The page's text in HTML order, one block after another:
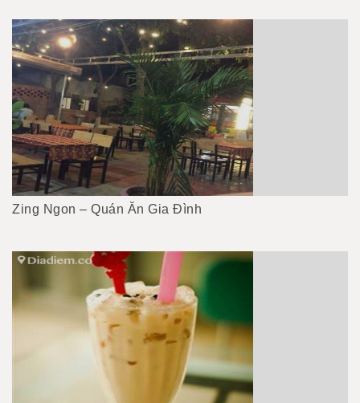
Zing Ngon – Quán Ăn Gia Đình